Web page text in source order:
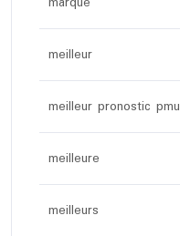
meilleur
meilleur pronostic pmu
meilleure
meilleurs